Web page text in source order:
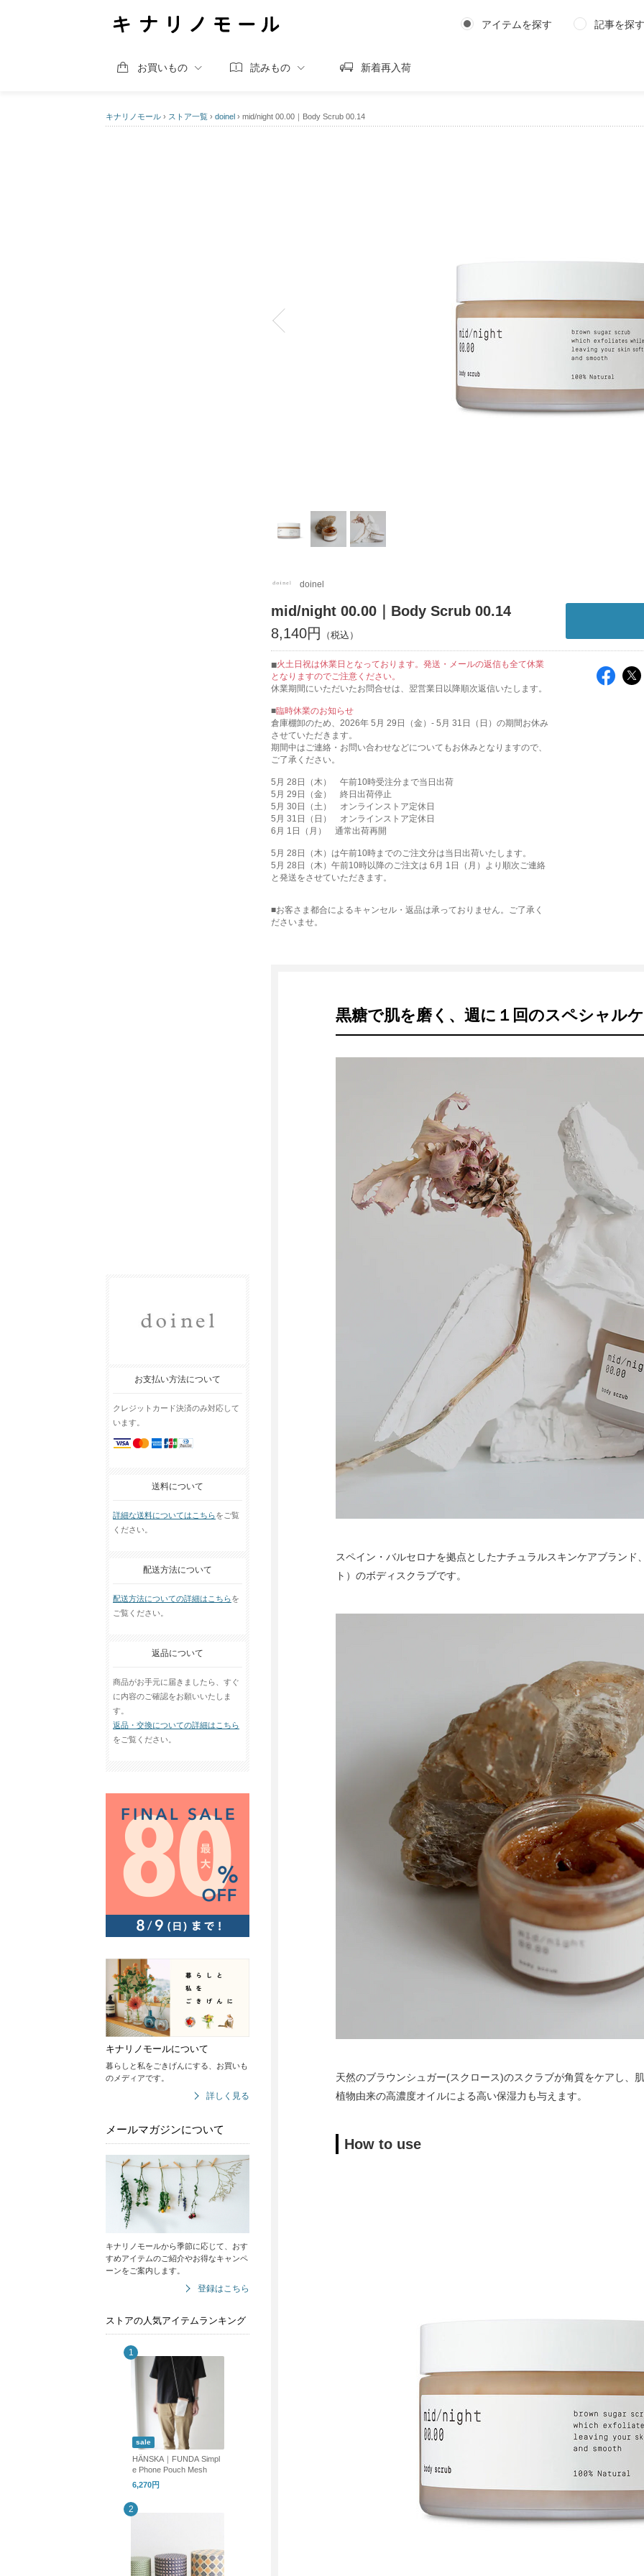
アイテムを探す 記事を探す
お買いもの 読みもの 新着再入荷
キナリノモール › ストア一覧 › doinel › mid/night 00.00｜Body Scrub 00.14
お支払い方法について
クレジットカード決済のみ対応して
います。
送料について
詳細な送料についてはこちらをご覧
ください。
配送方法について
配送方法についての詳細はこちらを
ご覧ください。
返品について
商品がお手元に届きましたら、すぐ
に内容のご確認をお願いいたしま
す。
返品・交換についての詳細はこちら
をご覧ください。
キナリノモールについて
暮らしと私をごきげんにする、お買いも
のメディアです。
詳しく見る
メールマガジンについて
キナリノモールから季節に応じて、おす
すめアイテムのご紹介やお得なキャンペ
ーンをご案内します。
登録はこちら
ストアの人気アイテムランキング
sale
HÄNSKA｜FUNDA Simpl
e Phone Pouch Mesh
6,270円
doinel
mid/night 00.00｜Body Scrub 00.14
8,140円
火土日祝は休業日となっております。発送・メールの返信も全て休業
となりますのでご注意ください。
休業期間にいただいたお問合せは、翌営業日以降順次返信いたします。
■臨時休業のお知らせ
倉庫棚卸のため、2026年 5月 29日（金）- 5月 31日（日）の期間お休み
させていただきます。
期間中はご連絡・お問い合わせなどについてもお休みとなりますので、
ご了承ください。
5月 28日（木） 午前10時受注分まで当日出荷
5月 29日（金） 終日出荷停止
5月 30日（土） オンラインストア定休日
5月 31日（日） オンラインストア定休日
6月 1日（月） 通常出荷再開
5月 28日（木）は午前10時までのご注文分は当日出荷いたします。
5月 28日（木）午前10時以降のご注文は 6月 1日（月）より順次ご連絡
と発送をさせていただきます。
■お客さま都合によるキャンセル・返品は承っておりません。ご了承く
ださいませ。
黒糖で肌を磨く、週に１回のスペシャル
スペイン・バルセロナを拠点としたナチュラルスキンケアブラン
ト）のボディスクラブです。
天然のブラウンシュガー(スクロース)のスクラブが角質をケアし、
植物由来の高濃度オイルによる高い保湿力も与えます。
How to use